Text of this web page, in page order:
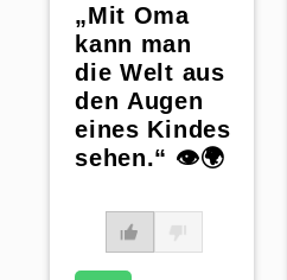
„Mit Oma
kann man
die Welt aus
den Augen
eines Kindes
sehen.“ 👁️🌍